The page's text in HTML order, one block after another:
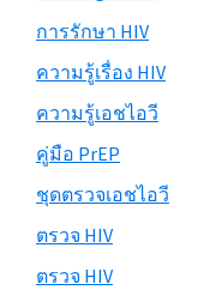
การรักษา HIV
ความรู้เรื่อง HIV
ความรู้เอชไอวี
คู่มือ PrEP
ชุดตรวจเอชไอวี
ตรวจ HIV
ตรวจ HIV